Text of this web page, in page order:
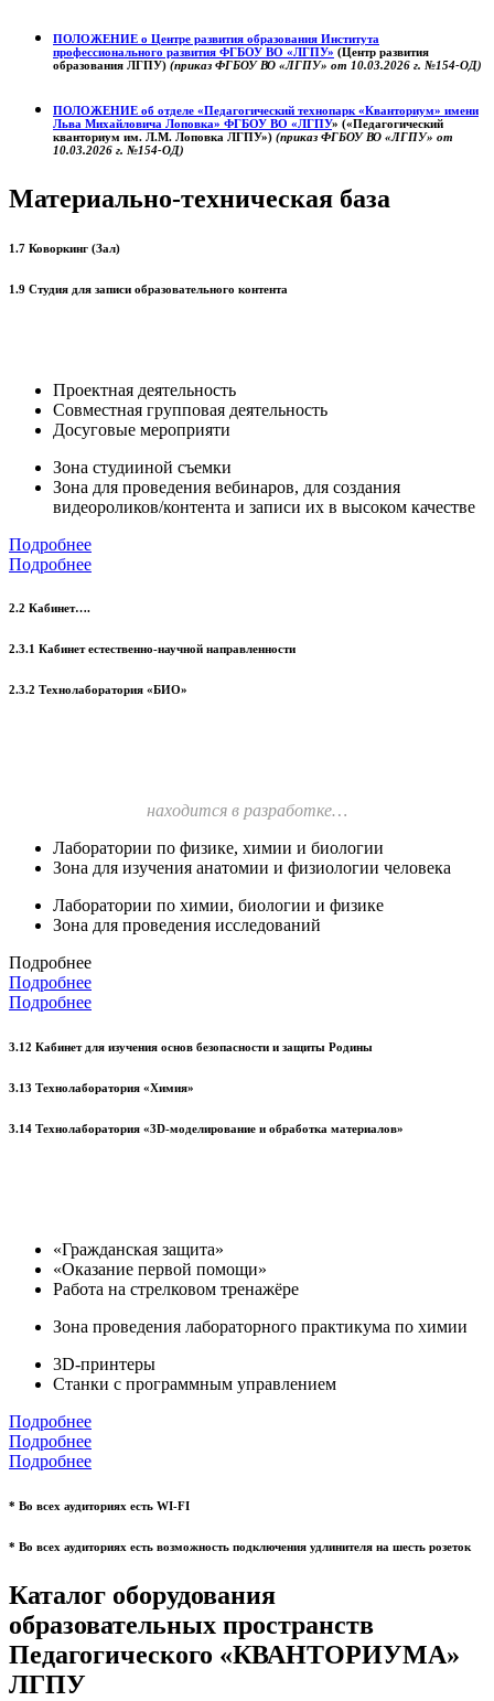
ПОЛОЖЕНИЕ о Центре развития образования Института
профессионального развития ФГБОУ ВО «ЛГПУ» (Центр развития
образования ЛГПУ) (приказ ФГБОУ ВО «ЛГПУ» от 10.03.2026 г. №154-ОД)
ПОЛОЖЕНИЕ об отделе «Педагогический технопарк «Кванториум» имени
Льва Михайловича Лоповка» ФГБОУ ВО «ЛГПУ» («Педагогический
кванториум им. Л.М. Лоповка ЛГПУ») (приказ ФГБОУ ВО «ЛГПУ» от
10.03.2026 г. №154-ОД)
Материально-техническая база
1.7 Коворкинг (Зал)
1.9 Студия для записи образовательного контента
Проектная деятельность
Совместная групповая деятельность
Досуговые мероприяти
Зона студииной съемки
Зона для проведения вебинаров, для создания
видеороликов/контента и записи их в высоком качестве
Подробнее
Подробнее
2.2 Кабинет….
2.3.1 Кабинет естественно-научной направленности
2.3.2 Технолаборатория «БИО»
находится в разработке…
Лаборатории по физике, химии и биологии
Зона для изучения анатомии и физиологии человека
Лаборатории по химии, биологии и физике
Зона для проведения исследований
Подробнее
Подробнее
Подробнее
3.12 Кабинет для изучения основ безопасности и защиты Родины
3.13 Технолаборатория «Химия»
3.14 Технолаборатория «3D-моделирование и обработка материалов»
«Гражданская защита»
«Оказание первой помощи»
Работа на стрелковом тренажёре
Зона проведения лабораторного практикума по химии
3D-принтеры
Станки с программным управлением
Подробнее
Подробнее
Подробнее
* Во всех аудиториях есть WI-FI
* Во всех аудиториях есть возможность подключения удлинителя на шесть розеток
Каталог оборудования
образовательных пространств
Педагогического «КВАНТОРИУМА»
ЛГПУ